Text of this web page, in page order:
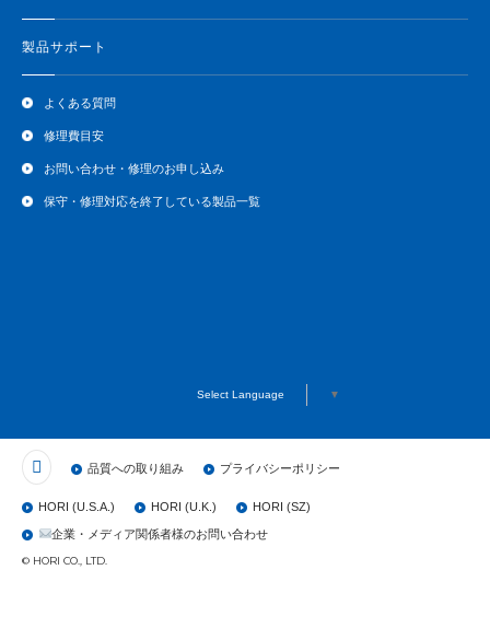
製品サポート
よくある質問
修理費目安
お問い合わせ・修理のお申し込み
保守・修理対応を終了している製品一覧
Select Language ▼
品質への取り組み プライバシーポリシー
HORI (U.S.A.) HORI (U.K.) HORI (SZ)
企業・メディア関係者様のお問い合わせ
© HORI CO., LTD.